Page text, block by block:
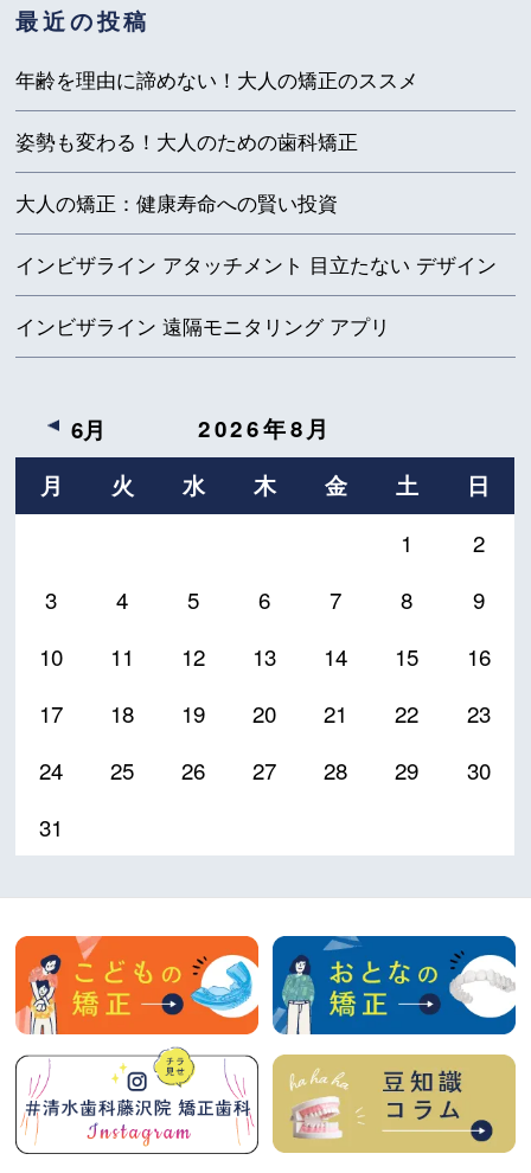
最近の投稿
年齢を理由に諦めない！大人の矯正のススメ
姿勢も変わる！大人のための歯科矯正
大人の矯正：健康寿命への賢い投資
インビザライン アタッチメント 目立たない デザイン
インビザライン 遠隔モニタリング アプリ
2026年8月
月
火 水 木 金 土 日
6月
1
2
3
4 5 6 7 8
9
10
11 12 13 14 15
16
17
18 19 20 21 22
23
24
25 26 27 28 29
30
31